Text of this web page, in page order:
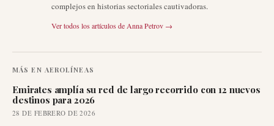
complejos en historias sectoriales cautivadoras.
Ver todos los artículos de Anna Petrov →
MÁS EN AEROLÍNEAS
Emirates amplía su red de largo recorrido con 12 nuevos
destinos para 2026
28 DE FEBRERO DE 2026